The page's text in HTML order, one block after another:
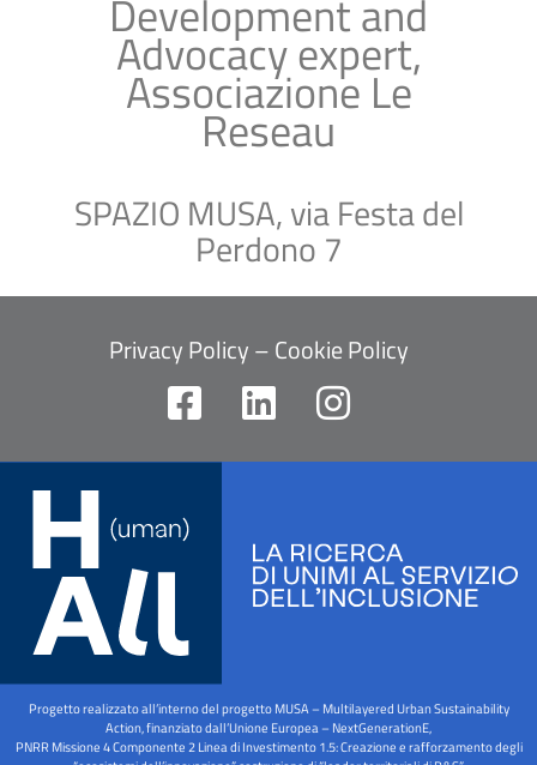
Development and
Advocacy expert,
Associazione Le
Reseau
SPAZIO MUSA, via Festa del
Perdono 7
Privacy Policy–Cookie Policy
F
a
c
e
b
k
-
s
L
i
n
e
d
i
I
n
s
a
g
r
m
Progetto realizzato all’interno del progetto MUSA – Multilayered Urban Sustainability
Action, finanziato dall’Unione Europea – NextGenerationE,
PNRR Missione 4 Componente 2 Linea di Investimento 1.5: Creazione e rafforzamento degli